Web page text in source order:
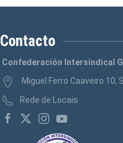
Contacto
Confederación Intersindical
Miguel Ferro Caaveiro
Rede de Locais